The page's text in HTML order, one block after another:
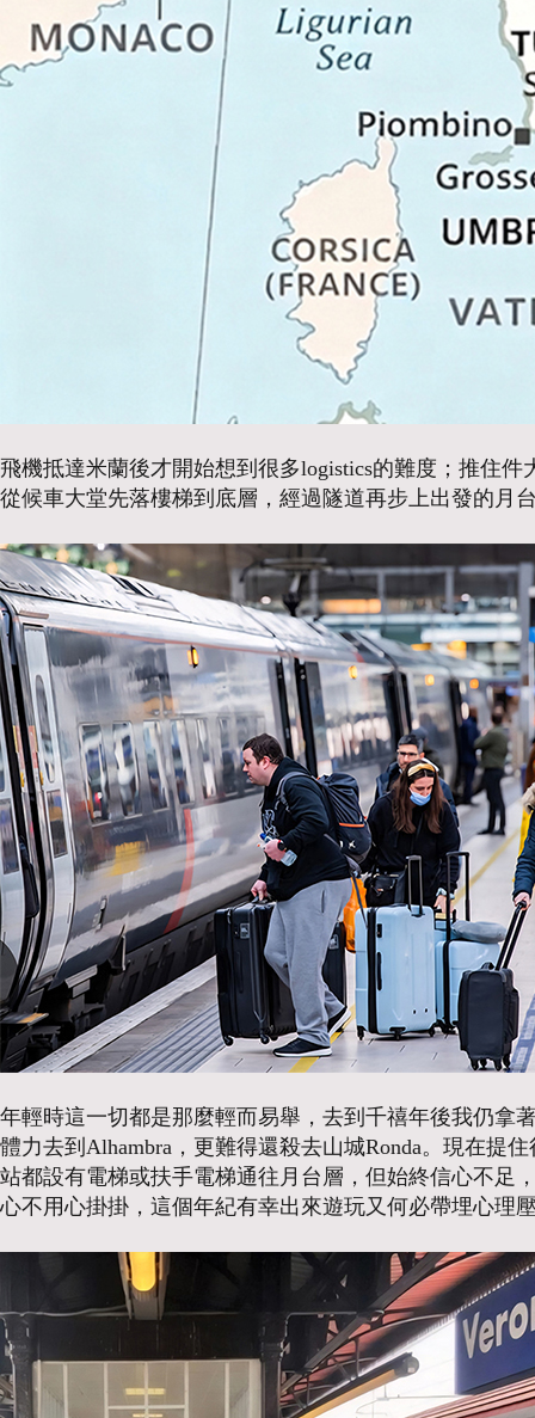
飛機抵達米蘭後才開始想到很多logistics的難度；推住
從候車大堂先落樓梯到底層，經過隧道再步上出發的月
年輕時這一切都是那麼輕而易舉，去到千禧年後我仍拿
體力去到Alhambra，更難得還殺去山城Ronda。現在提
站都設有電梯或扶手電梯通往月台層，但始終信心不足
心不用心掛掛，這個年紀有幸出來遊玩又何必帶埋心理